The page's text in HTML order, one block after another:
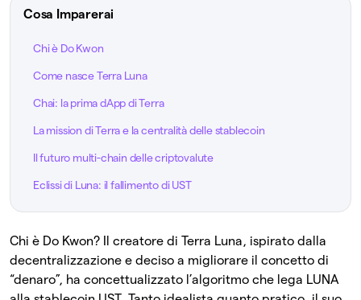
Cosa Imparerai
Chi è Do Kwon
Come nasce Terra Luna
Chai: la prima dApp di Terra
La mission di Terra e la centralità delle stablecoin
Il futuro multi-chain delle criptovalute
Eclissi di Luna: il fallimento di UST
Chi è Do Kwon? Il creatore di Terra Luna, ispirato dalla
decentralizzazione e deciso a migliorare il concetto di
“denaro”, ha concettualizzato l’algoritmo che lega LUNA